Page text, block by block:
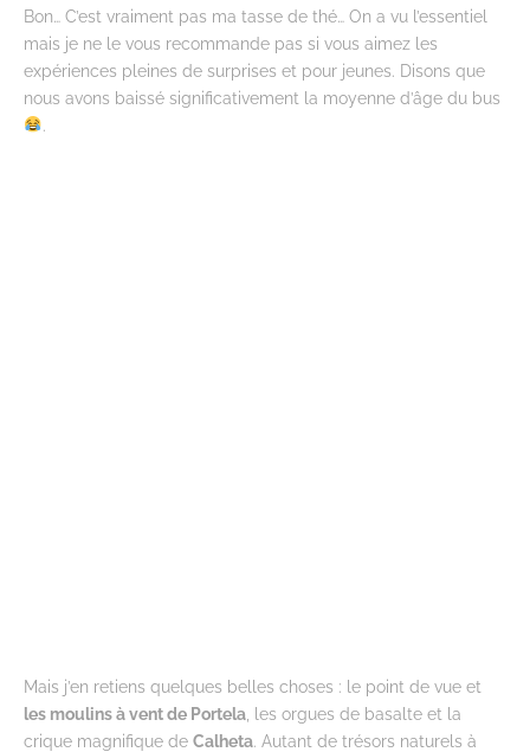
Bon… C’est vraiment pas ma tasse de thé… On a vu l’essentiel
mais je ne le vous recommande pas si vous aimez les
expériences pleines de surprises et pour jeunes. Disons que
nous avons baissé significativement la moyenne d’âge du bus
.
Mais j’en retiens quelques belles choses : le point de vue et
les moulins à vent de Portela , les orgues de basalte et la
crique magnifique de Calheta. Autant de trésors naturels à